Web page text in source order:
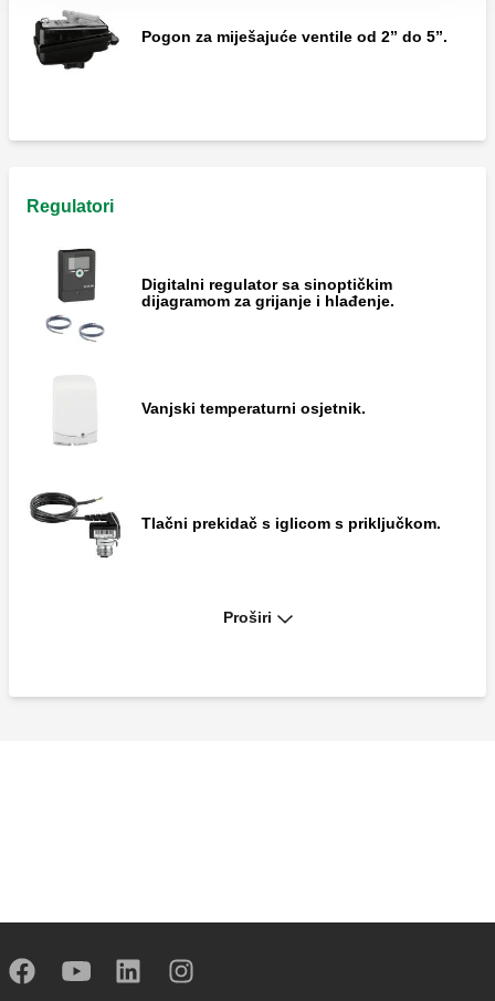
Pogon za miješajuće ventile od 2” do 5”.
Regulatori
Digitalni regulator sa sinoptičkim
dijagramom za grijanje i hlađenje.
Vanjski temperaturni osjetnik.
Tlačni prekidač s iglicom s priključkom.
Digitalni regulator temperature
Proširi